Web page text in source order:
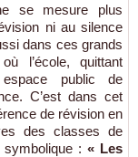
se mesure plus
ni au silence
dans ces grands
l’école, quittant
public de
C’est dans cet
de révision en
des classes de
symbolique : « Les